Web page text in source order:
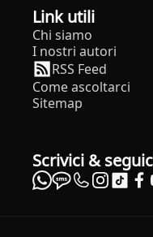
Link utili
Chi siamo
I nostri autori
RSS Feed
Come ascoltarci
Sitemap
Scrivici &